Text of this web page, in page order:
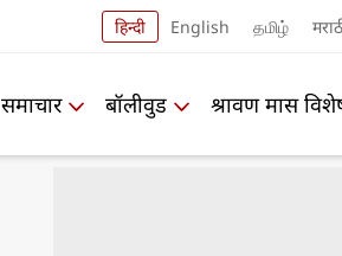
हिन्दी English தமிழ்
समाचार बॉलीवुड श्रावण मास